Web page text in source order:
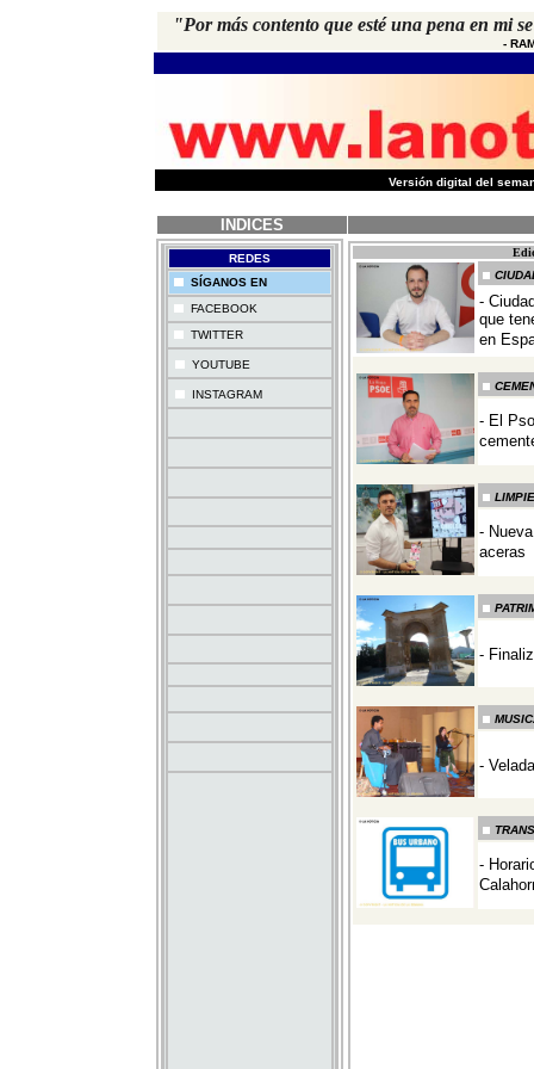
"Por más contento que esté una pena en mi
-
Versión digital del
INDICES